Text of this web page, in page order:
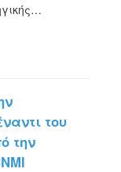
του
την